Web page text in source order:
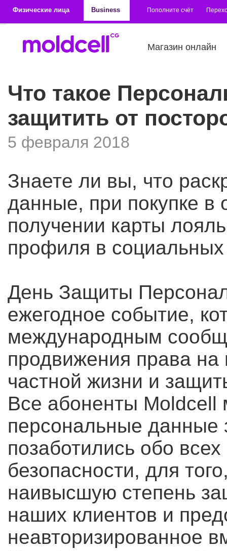
Физические лица
Business Пополните счёт
Магазин онлайн
Что такое
защитить от
5 февраля 2018
Знаете ли вы, что
данные, при покупке в
получении карты
профиля в социальных
День Защиты
ежегодное событие,
международным
продвижения права на
частной жизни и
Все абоненты Moldcell
персональные
позаботились обо
безопасности, для
наивысшую степень
наших клиентов и
неавторизированное